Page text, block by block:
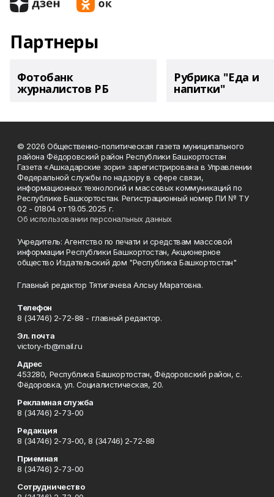
Партнеры
Фотобанк
журналистов РБ
Рубрика "Еда и
напитки"
© 2026 Общественно-политическая газета муниципального
района Фёдоровский район Республики Башкортостан
Газета «Ашкадарские зори» зарегистрирована в Управлении
Федеральной службы по надзору в сфере связи,
информационных технологий и массовых коммуникаций по
Республике Башкортостан. Регистрационный номер ПИ № ТУ
02 - 01804 от 19.05.2025 г.
Об использовании персональных данных
Учредитель: Агентство по печати и средствам массовой
информации Республики Башкортостан, Акционерное
общество Издательский дом "Республика Башкортостан"
Главный редактор Тятигачева Алсыу Маратовна.
Телефон
8 (34746) 2-72-88 - главный редактор.
Эл. почта
victory-rb@mail.ru
Адрес
453280, Республика Башкортостан, Фёдоровский район, с.
Фёдоровка, ул. Социалистическая, 20.
Рекламная служба
8 (34746) 2-73-00
Редакция
8 (34746) 2-73-00, 8 (34746) 2-72-88
Приемная
8 (34746) 2-73-00
Сотрудничество